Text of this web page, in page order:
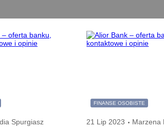
Spurgiasz
FINANSE OSOBISTE
21 Lip 2023 Marzena